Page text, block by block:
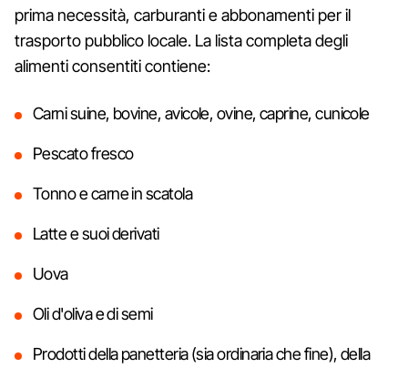
prima necessità, carburanti e abbonamenti per il
trasporto pubblico locale. La lista completa degli
alimenti consentiti contiene:
Carni suine, bovine, avicole, ovine, caprine, cunicole
Pescato fresco
Tonno e carne in scatola
Latte e suoi derivati
Uova
Oli d'oliva e di semi
Prodotti della panetteria (sia ordinaria che fine), della